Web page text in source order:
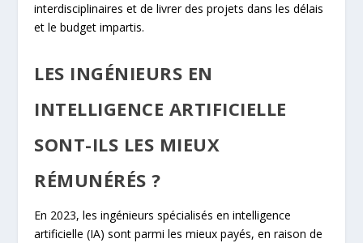
interdisciplinaires et de livrer des projets dans les délais
et le budget impartis.
LES INGÉNIEURS EN
INTELLIGENCE ARTIFICIELLE
SONT-ILS LES MIEUX
RÉMUNÉRÉS ?
En 2023, les ingénieurs spécialisés en intelligence
artificielle (IA) sont parmi les mieux payés, en raison de